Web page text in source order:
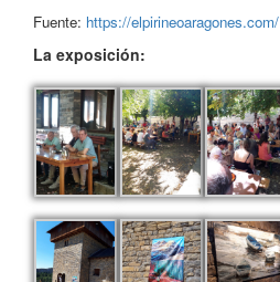
Fuente: https://elpirineoaragones.com/
La exposición: